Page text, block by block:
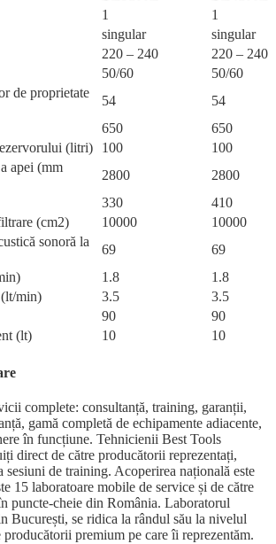
1
1
singular
singular
220 – 240
220 – 240
50/60
50/60
de proprietate
54
54
650
650
(litri)
100
100
apei (mm
2800
2800
330
410
(cm2)
10000
10000
sonoră la
69
69
1.8
1.8
(lt/min)
3.5
3.5
90
90
(lt)
10 10
complete: consultanță, training, garanții,
gamă completă de echipamente adiacente,
în funcțiune. Tehnicienii Best Tools
direct de către producătorii reprezentați,
sesiuni de training. Acoperirea națională este
15 laboratoare mobile de service și de către
puncte-cheie din România. Laboratorul
București, se ridica la rândul său la nivelul
producătorii premium pe care îi reprezentăm.